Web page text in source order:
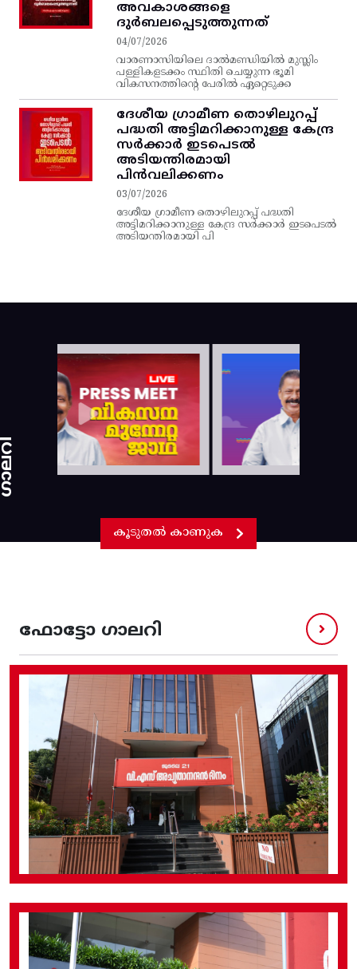
അവകാശങ്ങളെ
ദുർബലപ്പെടുത്തുന്നത്
04/07/2026
വാരണാസിയിലെ ദാൽമണ്ഡിയിൽ മുസ്ലിം
പള്ളികളടക്കം സ്ഥിതി ചെയ്യുന്ന ഭൂമി
വികസനത്തിന്റെ പേരിൽ ഏറ്റെടുക്ക
ദേശീയ ഗ്രാമീണ തൊഴിലുറപ്പ്‌
പദ്ധതി അട്ടിമറിക്കാനുള്ള കേന്ദ്ര
സര്‍ക്കാര്‍ ഇടപെടല്‍
അടിയന്തിരമായി
പിന്‍വലിക്കണം
03/07/2026
ദേശീയ ഗ്രാമീണ തൊഴിലുറപ്പ്‌ പദ്ധതി
അട്ടിമറിക്കാനുള്ള കേന്ദ്ര സര്‍ക്കാര്‍ ഇടപെടല്‍
അടിയന്തിരമായി പി
കൂടുതൽ കാണുക
ഫോട്ടോ ഗാലറി